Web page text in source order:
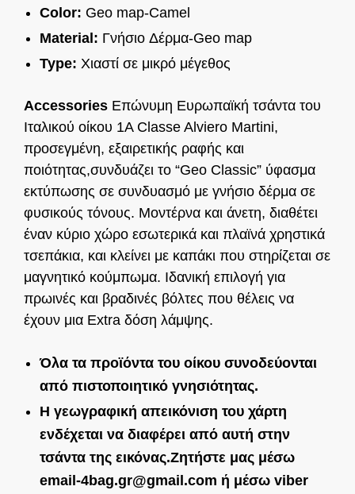
Color: Geo map-Camel
Material: Γνήσιο Δέρμα-Geo map
Type: Χιαστί σε μικρό μέγεθος
Αccessories Επώνυμη Ευρωπαϊκή τσάντα του
Ιταλικού οίκου 1A Classe Alviero Martini,
προσεγμένη, εξαιρετικής ραφής και
ποιότητας,συνδυάζει το “Geo Classic” ύφασμα
εκτύπωσης σε συνδυασμό με γνήσιο δέρμα σε
φυσικούς τόνους. Μοντέρνα και άνετη, διαθέτει
έναν κύριο χώρο εσωτερικά και πλαϊνά χρηστικά
τσεπάκια, και κλείνει με καπάκι που στηρίζεται σε
μαγνητικό κούμπωμα. Ιδανική επιλογή για
πρωινές και βραδινές βόλτες που θέλεις να
έχουν μια Extra δόση λάμψης.
Όλα τα προϊόντα του οίκου συνοδεύονται
από πιστοποιητικό γνησιότητας.
Η γεωγραφική απεικόνιση του χάρτη
ενδέχεται να διαφέρει από αυτή στην
τσάντα της εικόνας.Ζητήστε μας μέσω
email-4bag.gr@gmail.com ή μέσω viber